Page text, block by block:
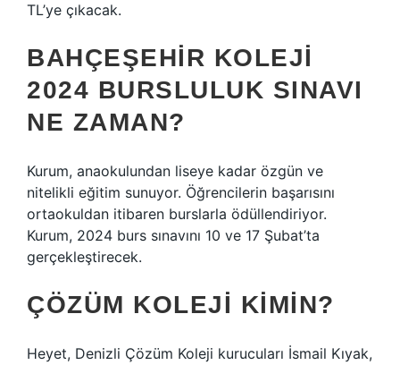
TL’ye çıkacak.
BAHÇEŞEHIR KOLEJI
2024 BURSLULUK SINAVI
NE ZAMAN?
Kurum, anaokulundan liseye kadar özgün ve
nitelikli eğitim sunuyor. Öğrencilerin başarısını
ortaokuldan itibaren burslarla ödüllendiriyor.
Kurum, 2024 burs sınavını 10 ve 17 Şubat’ta
gerçekleştirecek.
ÇÖZÜM KOLEJI KIMIN?
Heyet, Denizli Çözüm Koleji kurucuları İsmail Kıyak,